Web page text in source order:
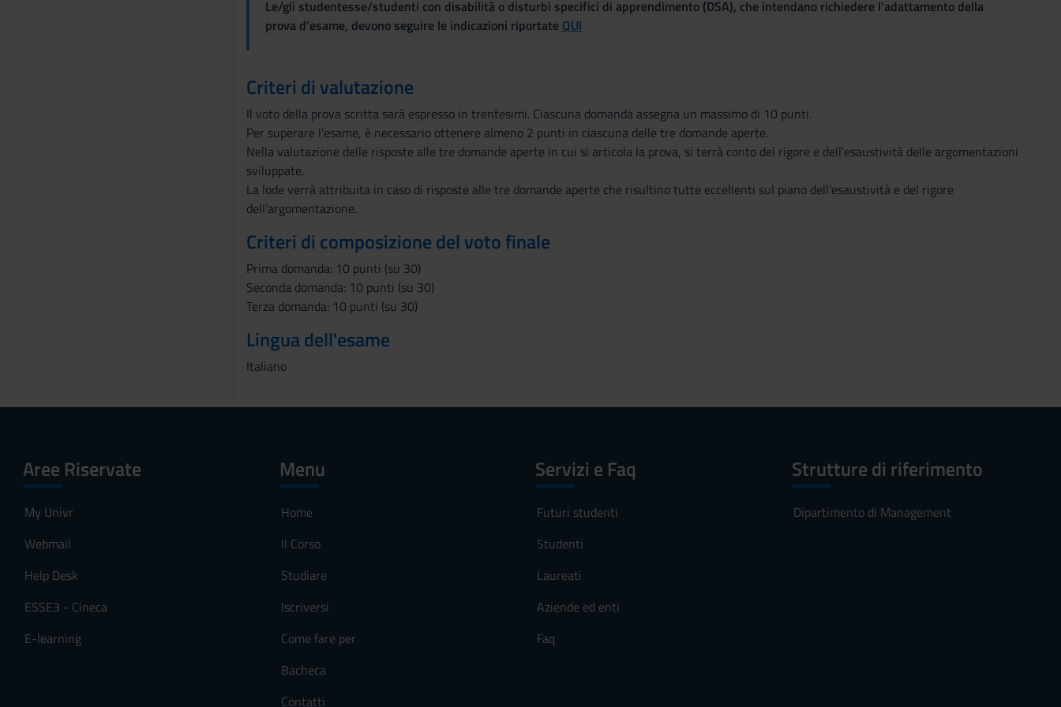
Le/gli studentesse/studenti con disabilità o disturbi specifici di apprendimento (DSA), che intendano richiedere l'adattamento della
prova d'esame, devono seguire le indicazioni riportate QUI
Criteri di valutazione
Il voto della prova scritta sarà espresso in trentesimi. Ciascuna domanda assegna un massimo di 10 punti.
Per superare l'esame, è necessario ottenere almeno 2 punti in ciascuna delle tre domande aperte.
Nella valutazione delle risposte alle tre domande aperte in cui si articola la prova, si terrà conto del rigore e dell’esaustività delle argomentazioni
sviluppate.
La lode verrà attribuita in caso di risposte alle tre domande aperte che risultino tutte eccellenti sul piano dell’esaustività e del rigore
dell’argomentazione.
Criteri di composizione del voto finale
Prima domanda: 10 punti (su 30)
Seconda domanda: 10 punti (su 30)
Terza domanda: 10 punti (su 30)
Lingua dell'esame
Italiano
Aree Riservate
My Univr
Webmail
Help Desk
ESSE3 - Cineca
E-learning
Menu
Home
Il Corso
Studiare
Iscriversi
Come fare per
Bacheca
Contatti
Servizi e Faq
Futuri studenti
Studenti
Laureati
Aziende ed enti
Faq
Strutture di riferimento
Dipartimento di Management